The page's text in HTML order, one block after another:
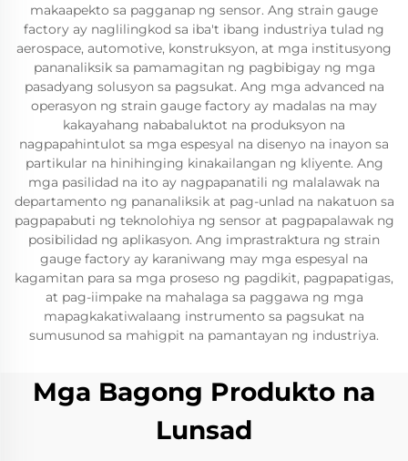
makaapekto sa pagganap ng sensor. Ang strain gauge
factory ay naglilingkod sa iba't ibang industriya tulad ng
aerospace, automotive, konstruksyon, at mga institusyong
pananaliksik sa pamamagitan ng pagbibigay ng mga
pasadyang solusyon sa pagsukat. Ang mga advanced na
operasyon ng strain gauge factory ay madalas na may
kakayahang nababaluktot na produksyon na
nagpapahintulot sa mga espesyal na disenyo na inayon sa
partikular na hinihinging kinakailangan ng kliyente. Ang
mga pasilidad na ito ay nagpapanatili ng malalawak na
departamento ng pananaliksik at pag-unlad na nakatuon sa
pagpapabuti ng teknolohiya ng sensor at pagpapalawak ng
posibilidad ng aplikasyon. Ang imprastraktura ng strain
gauge factory ay karaniwang may mga espesyal na
kagamitan para sa mga proseso ng pagdikit, pagpapatigas,
at pag-iimpake na mahalaga sa paggawa ng mga
mapagkakatiwalaang instrumento sa pagsukat na
sumusunod sa mahigpit na pamantayan ng industriya.
Mga Bagong Produkto na
Lunsad